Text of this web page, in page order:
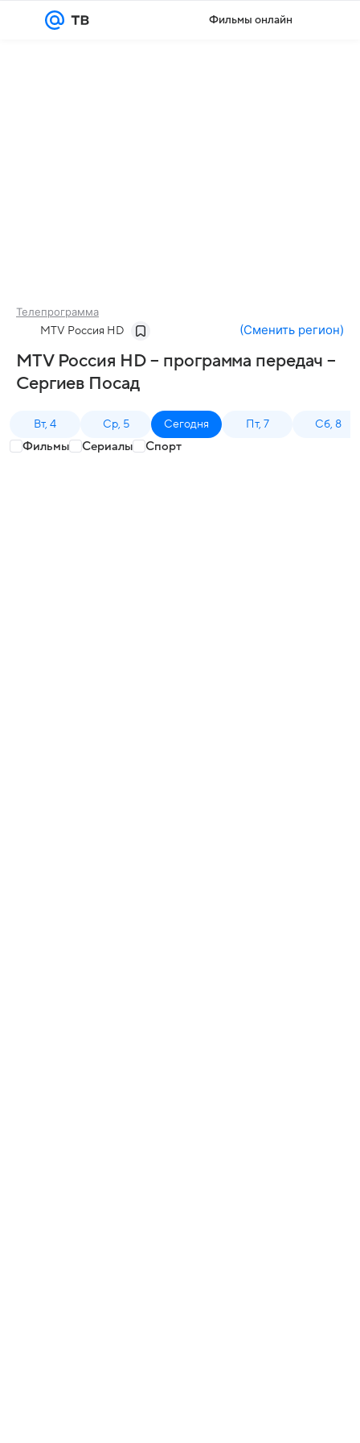
Фильмы онлайн
Телепрограмма
MTV Россия HD (Сменить регион)
MTV Россия HD – программа передач –
Сергиев Посад
Вт, 4 Ср, 5 Сегодня Пт, 7 Сб, 8
Фильмы Сериалы Спорт